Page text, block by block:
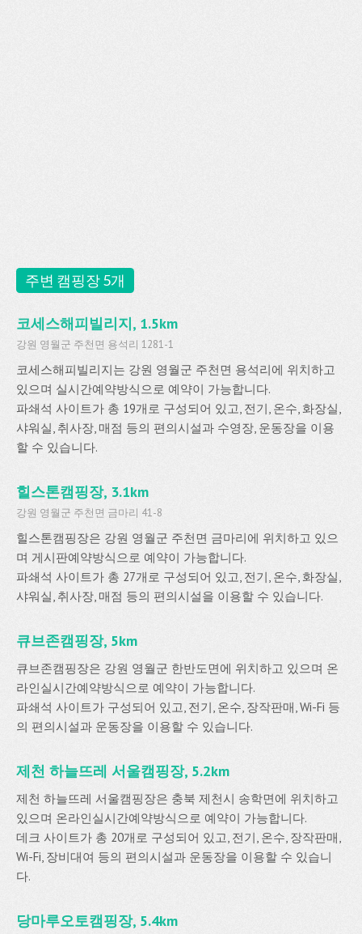
주변 캠핑장 5개
코세스해피빌리지, 1.5km
강원 영월군 주천면 용석리 1281-1
코세스해피빌리지는 강원 영월군 주천면 용석리에 위치하고
있으며 실시간예약방식으로 예약이 가능합니다.
파쇄석 사이트가 총 19개로 구성되어 있고, 전기, 온수, 화장실,
샤워실, 취사장, 매점 등의 편의시설과 수영장, 운동장을 이용
할 수 있습니다.
힐스톤캠핑장, 3.1km
강원 영월군 주천면 금마리 41-8
힐스톤캠핑장은 강원 영월군 주천면 금마리에 위치하고 있으
며 게시판예약방식으로 예약이 가능합니다.
파쇄석 사이트가 총 27개로 구성되어 있고, 전기, 온수, 화장실,
샤워실, 취사장, 매점 등의 편의시설을 이용할 수 있습니다.
큐브존캠핑장, 5km
큐브존캠핑장은 강원 영월군 한반도면에 위치하고 있으며 온
라인실시간예약방식으로 예약이 가능합니다.
파쇄석 사이트가 구성되어 있고, 전기, 온수, 장작판매, Wi-Fi 등
의 편의시설과 운동장을 이용할 수 있습니다.
제천 하늘뜨레 서울캠핑장, 5.2km
제천 하늘뜨레 서울캠핑장은 충북 제천시 송학면에 위치하고
있으며 온라인실시간예약방식으로 예약이 가능합니다.
데크 사이트가 총 20개로 구성되어 있고, 전기, 온수, 장작판매,
Wi-Fi, 장비대여 등의 편의시설과 운동장을 이용할 수 있습니
다.
당마루오토캠핑장, 5.4km